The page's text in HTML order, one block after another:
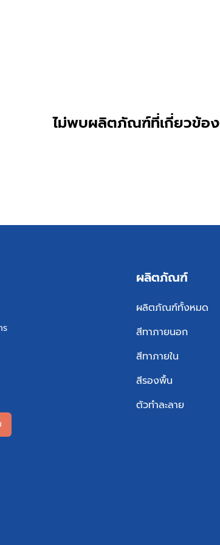
ไม่พบผลิตภัณฑ์ที่เกี่ยวข้อง
ร
ผลิตภัณฑ์
ผลิตภัณฑ์ทั้งหมด
สีทาภายนอก
สีทาภายใน
สีรองพื้น
ตัวทำละลาย